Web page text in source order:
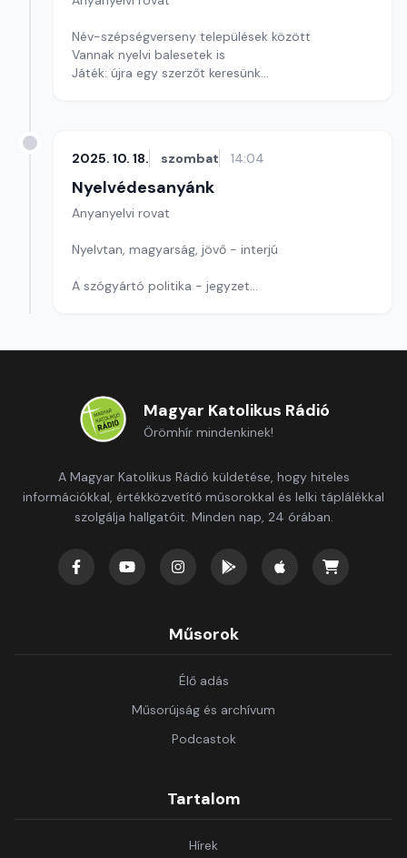
Név-szépségverseny települések között
Vannak nyelvi balesetek is
Játék: újra egy szerzőt keresünk
2025. 10. 18. szombat 14:04
Nyelvédesanyánk
Anyanyelvi rovat
Nyelvtan, magyarság, jövő - interjú
A szógyártó politika - jegyzet
Magyar Katolikus Rádió
Örömhír mindenkinek!
A Magyar Katolikus Rádió küldetése, hogy hiteles
információkkal, értékközvetítő műsorokkal és lelki táplálékkal
szolgálja hallgatóit. Minden nap, 24 órában.
Műsorok
Élő adás
Műsorújság és archívum
Podcastok
Tartalom
Hírek